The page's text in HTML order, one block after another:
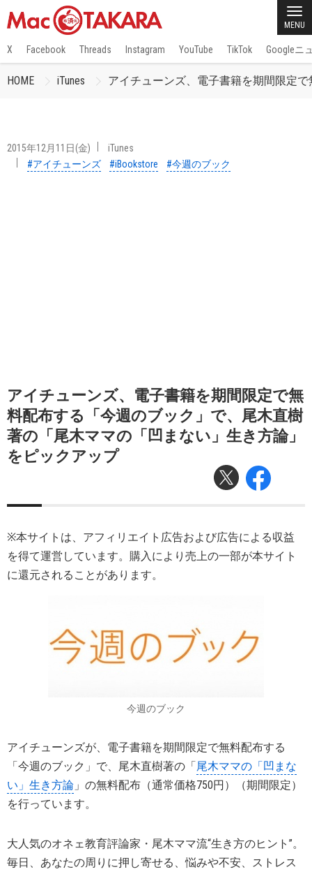
MENU
X Facebook Threads Instagram YouTube TikTok Googleニ
HOME iTunes アイチューンズ、電子書籍を期間限定
2015年12月11日(金)
iTunes
#アイチューンズ
#iBookstore #今週のブック
アイチューンズ、電子書籍を期間限定で無
料配布する「今週のブック」で、尾木直樹
著の「尾木ママの「凹まない」生き方論」
をピックアップ
※本サイトは、アフィリエイト広告および広告による収益
を得て運営しています。購入により売上の一部が本サイト
に還元されることがあります。
今週のブック
アイチューンズが、電子書籍を期間限定で無料配布する
「今週のブック」で、尾木直樹著の「尾木ママの「凹まな
い」生き方論 」の無料配布（通常価格750円）（期間限定）
を行っています。
大人気のオネェ教育評論家・尾木ママ流“生き方のヒント”。
毎日、あなたの周りに押し寄せる、悩みや不安、ストレス